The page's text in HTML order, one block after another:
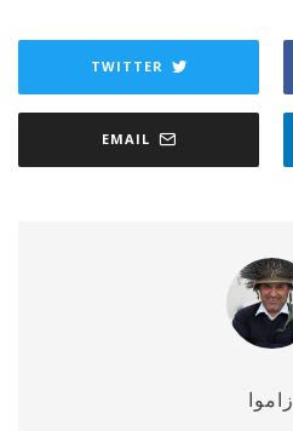
TWITTER
EMAIL
زاموا